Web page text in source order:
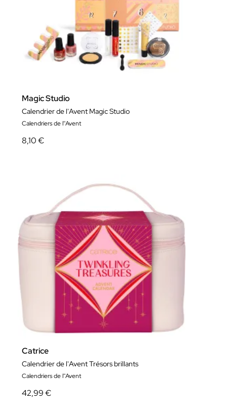
Magic Studio
Calendrier de l'Avent Magic Studio
Calendriers de l''Avent
8,10 €
Catrice
Calendrier de l'Avent Trésors brillants
Calendriers de l''Avent
42,99 €